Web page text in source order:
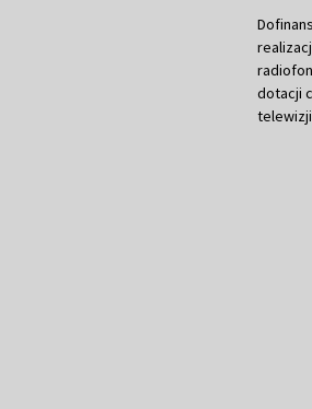
dotacji
telewizji